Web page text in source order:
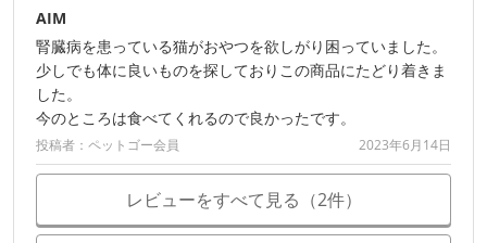
AIM
腎臓病を患っている猫がおやつを欲しがり困っていました。
少しでも体に良いものを探しておりこの商品にたどり着きま
した。
今のところは食べてくれるので良かったです。
投稿者：ペットゴー会員 2023年6月14日
レビューをすべて見る（2件）